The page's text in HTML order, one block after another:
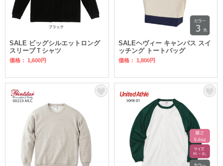
SALE ビッグシルエットロング
スリーブＴシャツ
価格： 1,600円
SALEヘヴィー キャンバス スイ
ッチング トートバッグ
価格： 1,800円